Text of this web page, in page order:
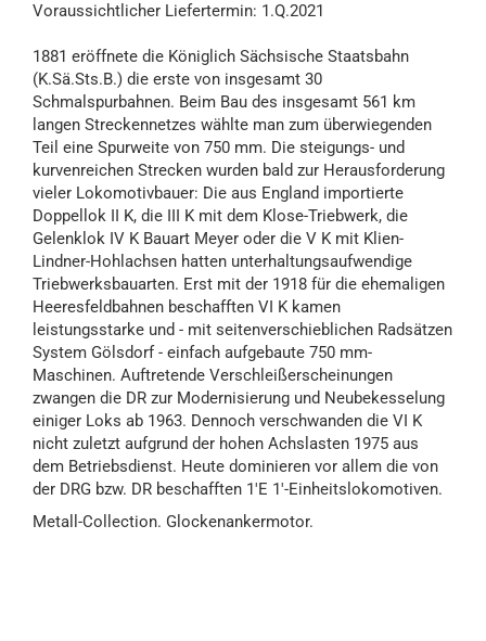
Voraussichtlicher Liefertermin: 1.Q.2021
1881 eröffnete die Königlich Sächsische Staatsbahn
(K.Sä.Sts.B.) die erste von insgesamt 30
Schmalspurbahnen. Beim Bau des insgesamt 561 km
langen Streckennetzes wählte man zum überwiegenden
Teil eine Spurweite von 750 mm. Die steigungs- und
kurvenreichen Strecken wurden bald zur Herausforderung
vieler Lokomotivbauer: Die aus England importierte
Doppellok II K, die III K mit dem Klose-Triebwerk, die
Gelenklok IV K Bauart Meyer oder die V K mit Klien-
Lindner-Hohlachsen hatten unterhaltungsaufwendige
Triebwerksbauarten. Erst mit der 1918 für die ehemaligen
Heeresfeldbahnen beschafften VI K kamen
leistungsstarke und - mit seitenverschieblichen Radsätzen
System Gölsdorf - einfach aufgebaute 750 mm-
Maschinen. Auftretende Verschleißerscheinungen
zwangen die DR zur Modernisierung und Neubekesselung
einiger Loks ab 1963. Dennoch verschwanden die VI K
nicht zuletzt aufgrund der hohen Achslasten 1975 aus
dem Betriebsdienst. Heute dominieren vor allem die von
der DRG bzw. DR beschafften 1'E 1'-Einheitslokomotiven.
Metall-Collection. Glockenankermotor.